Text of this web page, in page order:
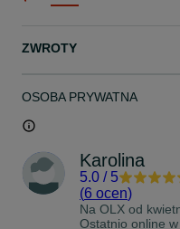
ZWROTY
OSOBA PRYWATNA
Karolina
5.0 / 5
(6 ocen)
Na OLX od
Ostatnio online